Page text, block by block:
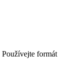
Používejte formát